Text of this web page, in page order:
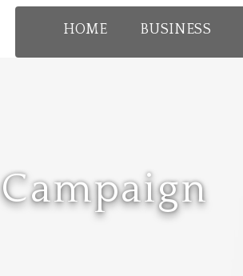
HOME BUSINESS
Campaign